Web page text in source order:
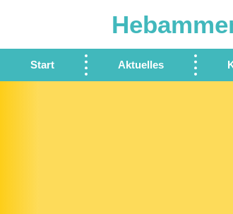
Start Aktuelles